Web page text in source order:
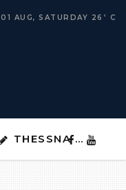
01 AUG, SATURDAY 26 ° C
THESSNA …
THESSNA …